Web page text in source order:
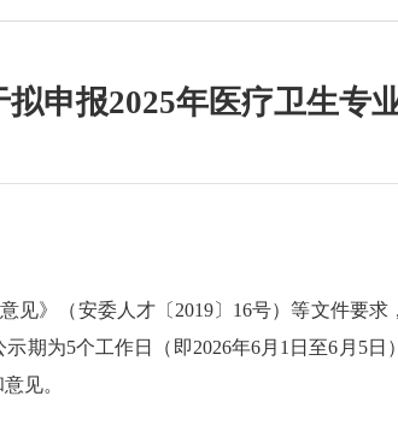
申报2025年医疗卫生专
见》（安委人才〔 2019〕16号）等文件要
期为5个工作日（即2026年6月1日至6月5
见。